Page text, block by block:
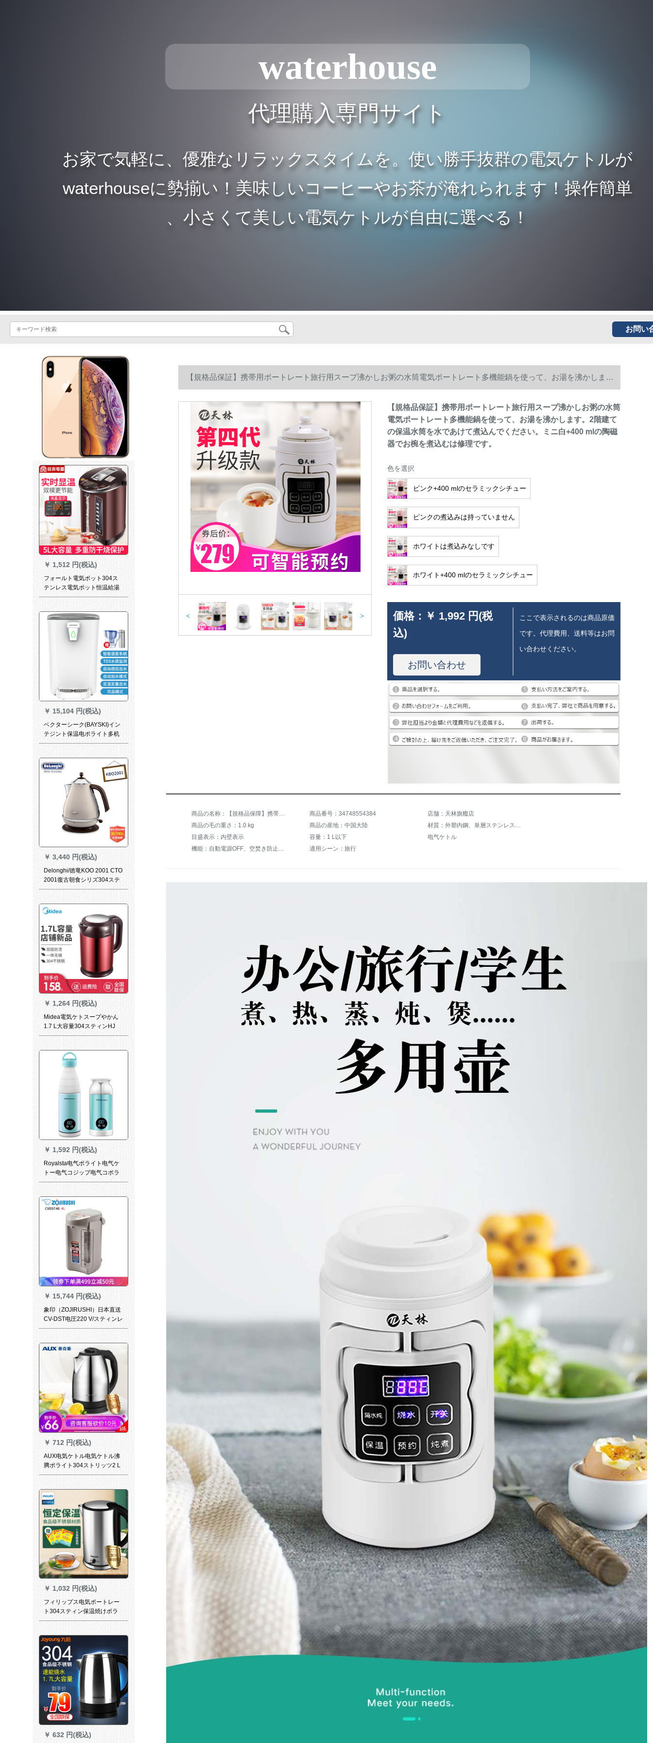
waterhouse
代理購入専門サイト
お家で気軽に、優雅なリラックスタイムを。使い勝手抜群の電気ケトルが
waterhouseに勢揃い！美味しいコーヒーやお茶が淹れられます！操作簡単
、小さくて美しい電気ケトルが自由に選べる！
お問い
￥ 1,512 円(税込)
フォールト電気ポット304ス
テンレス電気ポット恒温給湯
防止保温一体ポット5 L大容量
電気ポットポットを操作し、
ポットの電気ポットを開けま
￥ 15,104 円(税込)
ベクターシーク(BAYSKI)イン
テジント保温电ポライト多机
能饮用水机自动导的なおむつ
ク旗艦版BA-IF 01
￥ 3,440 円(税込)
Delonghi/徳竜KOO 2001 CTO
2001復古朝食シリズ304ステ
ィンレス大容量電気ケトルス
￥ 1,264 円(税込)
Midea電気ケトスープやかん
1.7 L大容量304スティンHJ
1708 a
￥ 1,592 円(税込)
Royalsta电气ポライト电气ケ
トー电气コジップ电气コポラ
イト旅行帯RS-C 300 B
￥ 15,744 円(税込)
象印（ZOJIRUSHI）日本直送
CV-DST电圧220 V/スティンレ
ス真空保温3段制制御温度电気
￥ 712 円(税込)
AUX电気ケトル电気ケトル沸
腾ポライト304ストリッツ2 L
大容量自动电力OFF HX-A
￥ 1,032 円(税込)
フィリップス电気ポートレー
ト304スティン保温焼けポラ
イト1.7リットHD 9316
￥ 632 円(税込)
【規格品保証】携帯用ポートレート旅行用スープ沸かしお粥の水筒電気ポートレート多機能鍋を使って、お湯を沸かしま
す。2階建ての保温水筒を水であけて煮込んでください。ミニ白+400 mlの陶磁器でお椀を煮込むは修理です。
< >
【規格品保証】携帯用ポートレート旅行用スープ沸かしお粥の水筒
電気ポートレート多機能鍋を使って、お湯を沸かします。2階建て
の保温水筒を水であけて煮込んでください。ミニ白+400 mlの陶磁
器でお椀を煮込むは修理です。
色を選択
ピンク+400 mlのセラミックシチュー
ピンクの煮込みは持っていません
ホワイトは煮込みなしです
ホワイト+400 mlのセラミックシチュー
価格： ￥ 1,992 円(税
込)
お問い合わせ
ここで表示されるのは商品原価
です。代理費用、送料等はお問
い合わせください。
商品の名称：【規格品保障】携帯型の湯沸かしのやかんの旅行用の湯沸かしのやかんの電気ポットの多機能な鍋の電気煮のやかんの多機能な鍋の電気煮の鍋を使うことができます。 商品番号：34748554384
店舗：天林旗艦店
商品の毛の重さ：1.0 kg
商品の産地：中国大陸
材質：外塑内鋼、単層ステンレス、陶磁器、食品級シリコンゴム
目盛表示：内壁表示
容量：1 L以下
电气ケトル
機能：自動電源OFF、空焚き防止、保温、焼水予約
適用シーン：旅行